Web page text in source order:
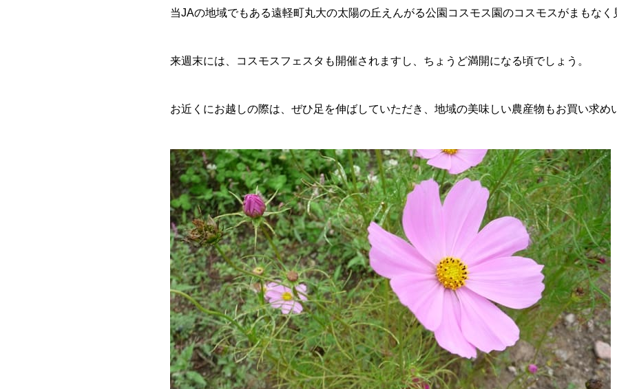
当JAの地域でもある遠軽町丸大の太陽の丘えんがる公園コスモス園のコスモスがまもなく
来週末には、コスモスフェスタも開催されますし、ちょうど満開になる頃でしょう。
お近くにお越しの際は、ぜひ足を伸ばしていただき、地域の美味しい農産物もお買い求め